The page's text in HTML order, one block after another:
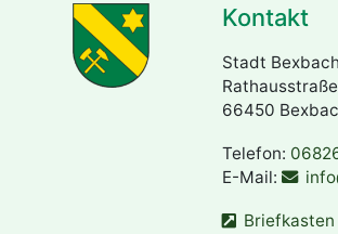
Kontakt
Stadt Bexbach
66450
Telefon:
E-Mail: